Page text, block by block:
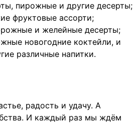
пирожные и другие десерты;
фруктовые ассорти;
и желейные десерты;
новогодние коктейли, и
различные напитки.
радость и удачу. А
И каждый раз мы ждём